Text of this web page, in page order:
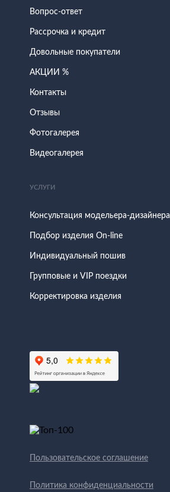
Вопрос-ответ
Рассрочка и кредит
Довольные покупатели
АКЦИИ %
Контакты
Отзывы
Фотогалерея
Видеогалерея
УСЛУГИ
Консультация модельера-дизайнера
Подбор изделия On-line
Индивидуальный пошив
Групповые и VIP поездки
Корректировка изделия
Пользовательское соглашение
Политика конфиденциальности